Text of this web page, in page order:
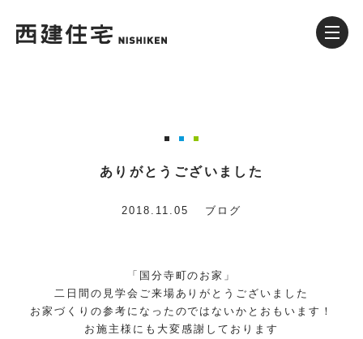
ありがとうございました
2018.11.05 ブログ
「国分寺町のお家」
二日間の見学会ご来場ありがとうございました
お家づくりの参考になったのではないかとおもいます！
お施主様にも大変感謝しております